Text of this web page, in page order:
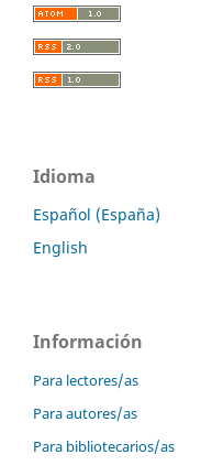
Idioma
Español (España)
English
Información
Para lectores/as
Para autores/as
Para bibliotecarios/as